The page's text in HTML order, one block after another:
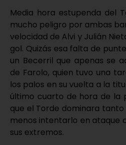
Media hora estupenda del
mucho peligro por ambas
velocidad de Alvi y Julián
gol. Quizás esa falta de
un Becerril que apenas se
de Farolo, quien tuvo una
los palos en su vuelta a la
último cuarto de hora de la
que el Torde dominara
menos intentarlo en ataque
sus extremos.